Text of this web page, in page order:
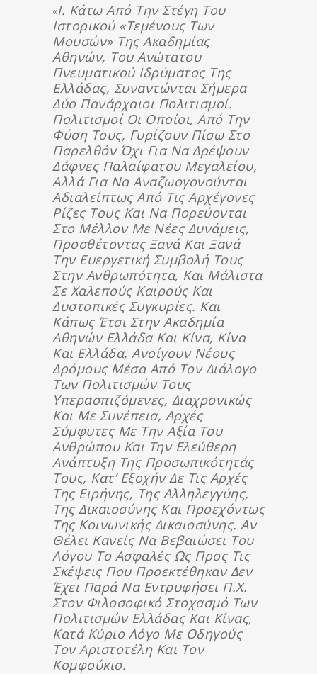
«Ι. Κάτω Από Την Στέγη Του
Ιστορικού «Τεμένους Των
Μουσών» Της Ακαδημίας
Αθηνών, Του Ανώτατου
Πνευματικού Ιδρύματος Της
Ελλάδας, Συναντώνται Σήμερα
Δύο Πανάρχαιοι Πολιτισμοί.
Πολιτισμοί Οι Οποίοι, Από Την
Φύση Τους, Γυρίζουν Πίσω Στο
Παρελθόν Όχι Για Να Δρέψουν
Δάφνες Παλαίφατου Μεγαλείου,
Αλλά Για Να Αναζωογονούνται
Αδιαλείπτως Από Τις Αρχέγονες
Ρίζες Τους Και Να Πορεύονται
Στο Μέλλον Με Νέες Δυνάμεις,
Προσθέτοντας Ξανά Και Ξανά
Την Ευεργετική Συμβολή Τους
Στην Ανθρωπότητα, Και Μάλιστα
Σε Χαλεπούς Καιρούς Και
Δυστοπικές Συγκυρίες. Και
Κάπως Έτσι Στην Ακαδημία
Αθηνών Ελλάδα Και Κίνα, Κίνα
Και Ελλάδα, Ανοίγουν Νέους
Δρόμους Μέσα Από Τον Διάλογο
Των Πολιτισμών Τους
Υπερασπιζόμενες, Διαχρονικώς
Και Με Συνέπεια, Αρχές
Σύμφυτες Με Την Αξία Του
Ανθρώπου Και Την Ελεύθερη
Ανάπτυξη Της Προσωπικότητάς
Τους, Κατ’ Εξοχήν Δε Τις Αρχές
Της Ειρήνης, Της Αλληλεγγύης,
Της Δικαιοσύνης Και Προεχόντως
Της Κοινωνικής Δικαιοσύνης. Αν
Θέλει Κανείς Να Βεβαιώσει Του
Λόγου Το Ασφαλές Ως Προς Τις
Σκέψεις Που Προεκτέθηκαν Δεν
Έχει Παρά Να Εντρυφήσει Π.χ.
Στον Φιλοσοφικό Στοχασμό Των
Πολιτισμών Ελλάδας Και Κίνας,
Κατά Κύριο Λόγο Με Οδηγούς
Τον Αριστοτέλη Και Τον
Κομφούκιο.